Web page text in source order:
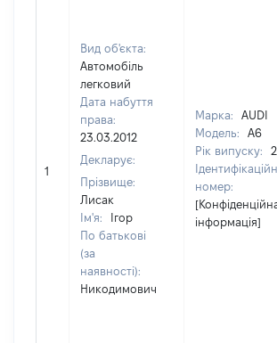
1
Вид об'єкта:
Автомобіль
легковий
Дата набуття
права:
23.03.2012
Декларує:
Прізвище:
Лисак
Ім'я:
Ігор
По батькові
(за
наявності):
Никодимович
Марка:
AUDI
Модель:
A6
Рік випуску:
номер:
інформація]